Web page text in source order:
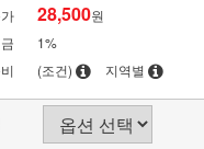
28,500원
1%
(조건) 지역별